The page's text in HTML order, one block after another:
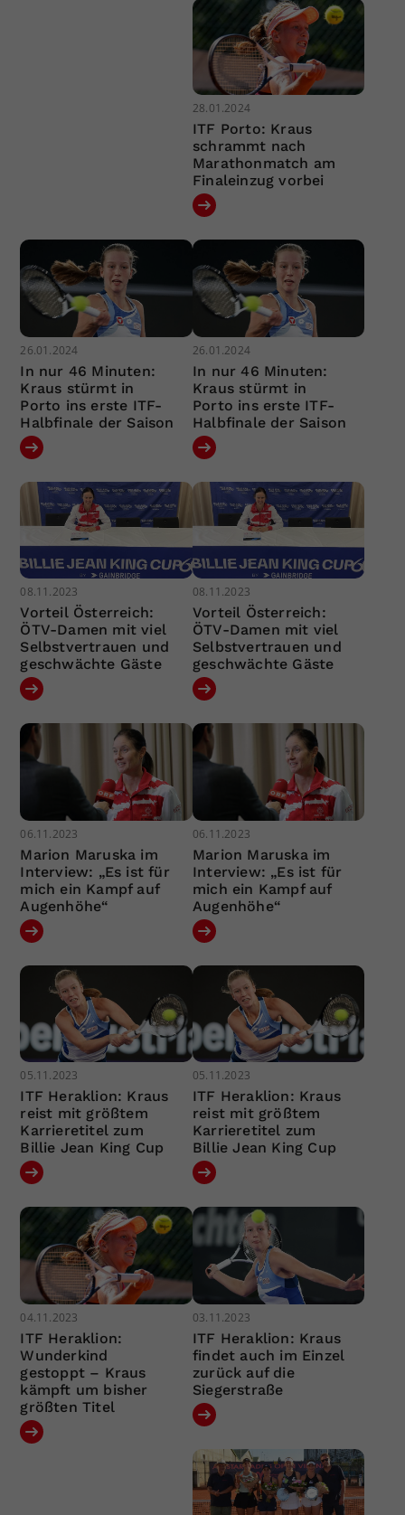
28.01.2024
ITF Porto: Kraus
schrammt nach
Marathonmatch am
Finaleinzug vorbei
26.01.2024
In nur 46 Minuten:
Kraus stürmt in
Porto ins erste ITF-
Halbfinale der Saison
26.01.2024
In nur 46 Minuten:
Kraus stürmt in
Porto ins erste ITF-
Halbfinale der Saison
08.11.2023
Vorteil Österreich:
ÖTV-Damen mit viel
Selbstvertrauen und
geschwächte Gäste
08.11.2023
Vorteil Österreich:
ÖTV-Damen mit viel
Selbstvertrauen und
geschwächte Gäste
06.11.2023
Marion Maruska im
Interview: „Es ist für
mich ein Kampf auf
Augenhöhe“
06.11.2023
Marion Maruska im
Interview: „Es ist für
mich ein Kampf auf
Augenhöhe“
05.11.2023
ITF Heraklion: Kraus
reist mit größtem
Karrieretitel zum
Billie Jean King Cup
05.11.2023
ITF Heraklion: Kraus
reist mit größtem
Karrieretitel zum
Billie Jean King Cup
04.11.2023
ITF Heraklion:
Wunderkind
gestoppt – Kraus
kämpft um bisher
größten Titel
03.11.2023
ITF Heraklion: Kraus
findet auch im Einzel
zurück auf die
Siegerstraße